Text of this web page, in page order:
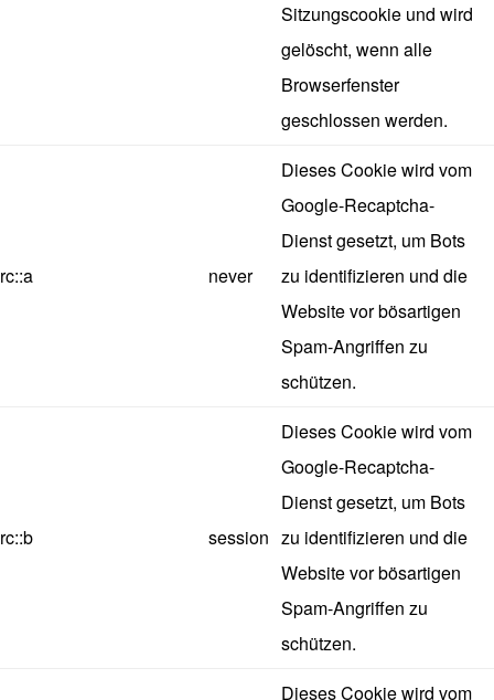
Sitzungscookie und wird
gelöscht, wenn alle
Browserfenster
geschlossen werden.
rc::a never
Dieses Cookie wird vom
Google-Recaptcha-
Dienst gesetzt, um Bots
zu identifizieren und die
Website vor bösartigen
Spam-Angriffen zu
schützen.
rc::b session
Dieses Cookie wird vom
Google-Recaptcha-
Dienst gesetzt, um Bots
zu identifizieren und die
Website vor bösartigen
Spam-Angriffen zu
schützen.
Dieses Cookie wird vom